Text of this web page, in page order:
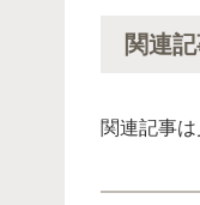
関連
関連記事は